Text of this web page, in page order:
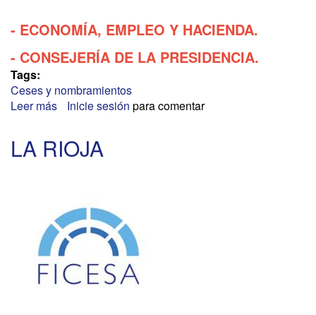
- ECONOMÍA, EMPLEO Y HACIENDA.
- CONSEJERÍA DE LA PRESIDENCIA.
Tags:
Ceses y nombramientos
Leer más sobre
MADRID
Inicie sesión para comentar
LA RIOJA